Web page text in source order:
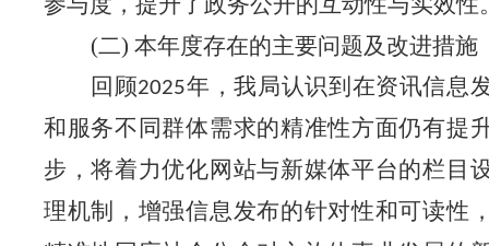
(二) 本年度存在的主要问题及改进措施
回顾2025年，我局认识到在资讯信息
和服务不同群体需求的精准性方面仍有提
步，将着力优化网站与新媒体平台的栏目
理机制，增强信息发布的针对性和可读性